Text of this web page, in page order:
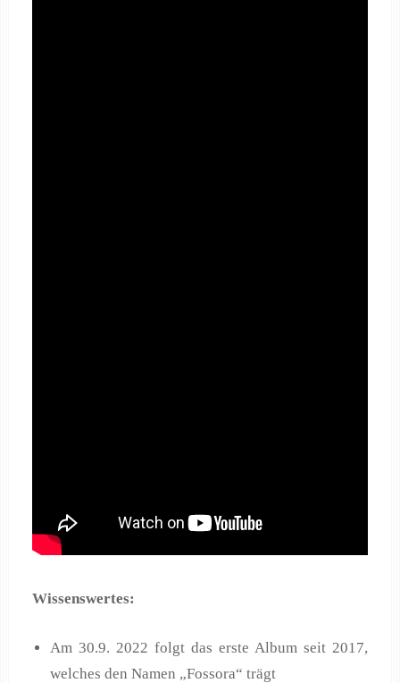
Wissenswertes:
Am 30.9. 2022 folgt das erste Album seit 2017,
welches den Namen „Fossora“ trägt